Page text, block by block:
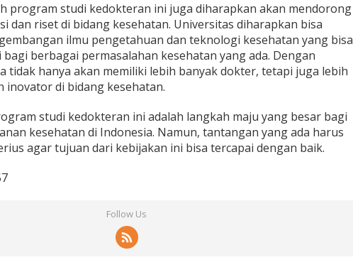
program studi kedokteran ini juga diharapkan akan mendorong
dan riset di bidang kesehatan. Universitas diharapkan bisa
ilmu pengetahuan dan teknologi kesehatan yang bisa
berbagai permasalahan kesehatan yang ada. Dengan
tidak hanya akan memiliki lebih banyak dokter, tetapi juga lebih
inovator di bidang kesehatan.
studi kedokteran ini adalah langkah maju yang besar bagi
kesehatan di Indonesia. Namun, tantangan yang ada harus
agar tujuan dari kebijakan ini bisa tercapai dengan baik.
Follow Us